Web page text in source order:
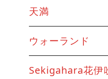
天満
ウォーランド
Sekigahara花伊